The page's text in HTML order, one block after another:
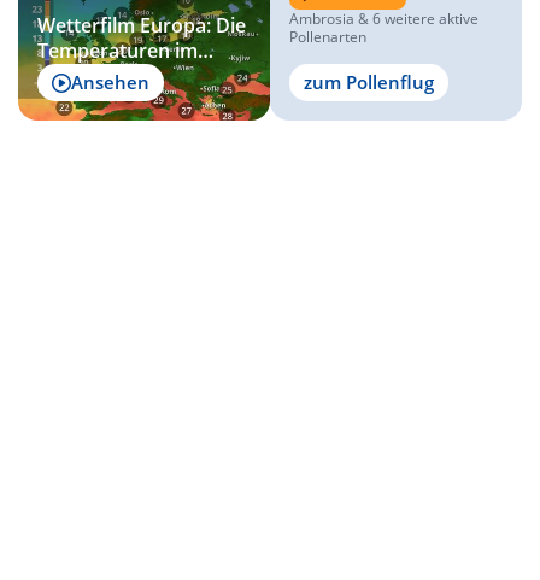
Wetterfilm Europa: Die
Temperaturen im
Überblick
Ansehen
Ambrosia & 6 weitere aktive
Pollenarten
zum Pollenflug